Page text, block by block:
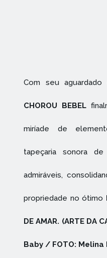
Com seu
CHOROU BEBEL
miríade de
tapeçaria sonora
admiráveis,
propriedade no ótimo
DE AMAR. (ARTE DA
Baby / FOTO: Melina